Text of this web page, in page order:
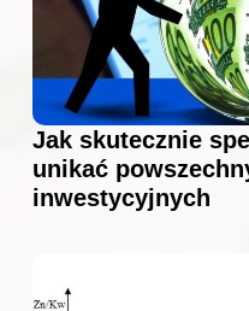
Jak skutecznie
unikać
inwestycyjnych